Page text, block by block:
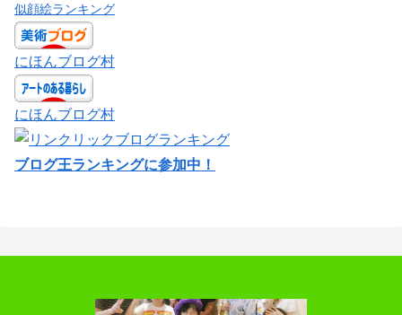
似顔絵ランキング
にほんブログ村
にほんブログ村
ブログ王ランキングに参加中！